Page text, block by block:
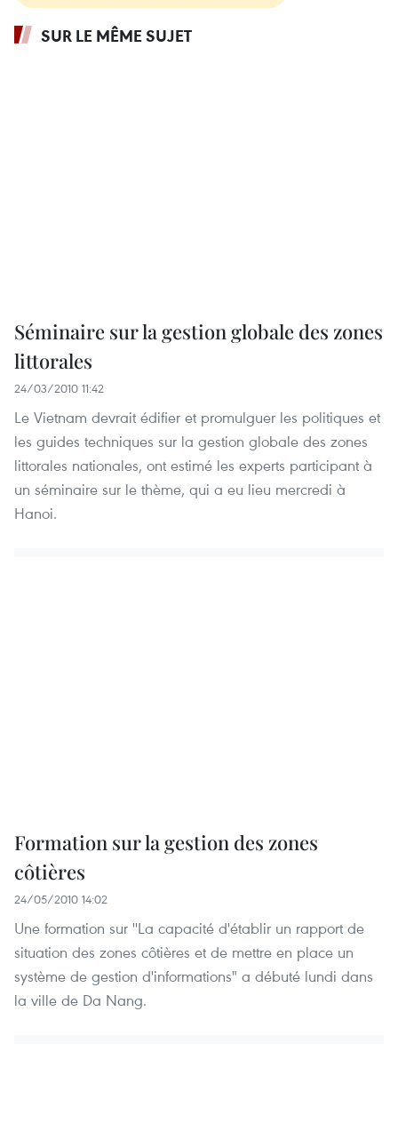
SUR LE MÊME SUJET
Séminaire sur la gestion globale des zones
littorales
24/03/2010 11:42
Le Vietnam devrait édifier et promulguer les politiques et
les guides techniques sur la gestion globale des zones
littorales nationales, ont estimé les experts participant à
un séminaire sur le thème, qui a eu lieu mercredi à
Hanoi.
Formation sur la gestion des zones
côtières
24/05/2010 14:02
Une formation sur ''La capacité d'établir un rapport de
situation des zones côtières et de mettre en place un
système de gestion d'informations" a débuté lundi dans
la ville de Da Nang.